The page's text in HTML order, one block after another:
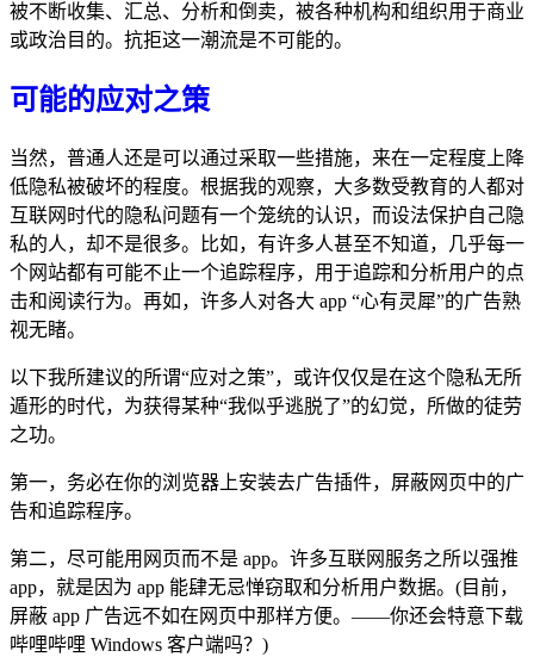
被不断收集、汇总、分析和倒卖，被各种机构和组织用于商业
或政治目的。抗拒这一潮流是不可能的。
可能的应对之策
当然，普通人还是可以通过采取一些措施，来在一定程度上降
低隐私被破坏的程度。根据我的观察，大多数受教育的人都对
互联网时代的隐私问题有一个笼统的认识，而设法保护自己隐
私的人，却不是很多。比如，有许多人甚至不知道，几乎每一
个网站都有可能不止一个追踪程序，用于追踪和分析用户的点
击和阅读行为。再如，许多人对各大 app “心有灵犀”的广告熟
视无睹。
以下我所建议的所谓“应对之策”，或许仅仅是在这个隐私无所
遁形的时代，为获得某种“我似乎逃脱了”的幻觉，所做的徒劳
之功。
第一，务必在你的浏览器上安装去广告插件，屏蔽网页中的广
告和追踪程序。
第二，尽可能用网页而不是 app。许多互联网服务之所以强推
app，就是因为 app 能肆无忌惮窃取和分析用户数据。(目前，
屏蔽 app 广告远不如在网页中那样方便。——你还会特意下载
哔哩哔哩 Windows 客户端吗？)